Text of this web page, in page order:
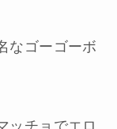
なゴーゴーボ
ッチョでエロ